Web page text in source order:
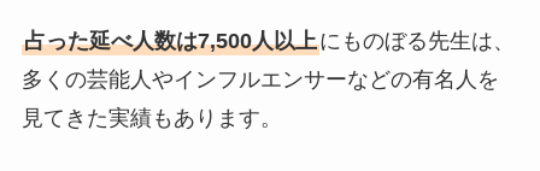
占った延べ人数は7,500人以上にものぼる先生は、
多くの芸能人やインフルエンサーなどの有名人を
見てきた実績もあります。